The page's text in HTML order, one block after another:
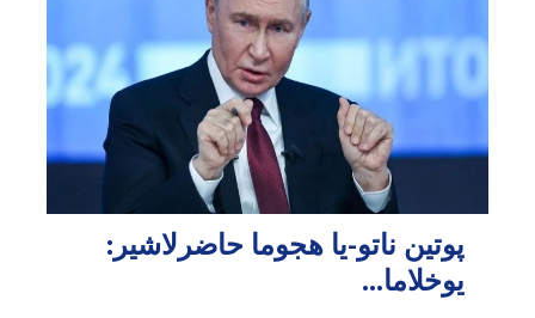
پوتین ناتو-یا هجوما حاضرلاشیر:
یوخلاما...